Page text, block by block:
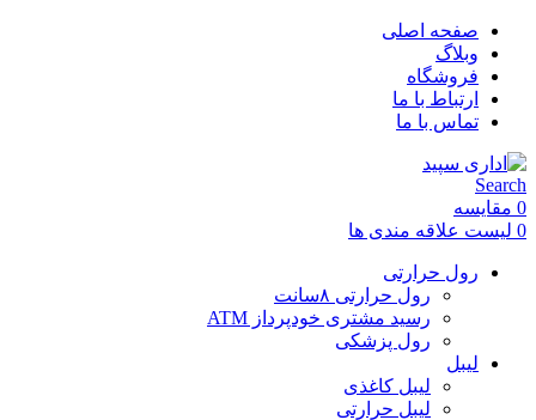
صفحه اصلی
وبلاگ
فروشگاه
ارتباط با ما
تماس با ما
Search
0 مقایسه
0 لیست علاقه مندی ها
رول حرارتی
رول حرارتی ۸سانت
رسید مشتری خودپرداز ATM
رول پزشکی
لیبل
لیبل کاغذی
لیبل حرارتی